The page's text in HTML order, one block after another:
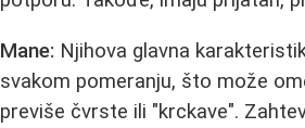
Mane: Njihova glavna
svakom pomeranju, što može
previše čvrste ili "krckave".